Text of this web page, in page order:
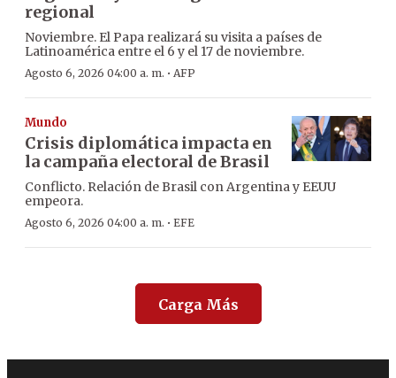
regional
Noviembre. El Papa realizará su visita a países de
Latinoamérica entre el 6 y el 17 de noviembre.
Agosto 6, 2026 04:00 a. m. · AFP
Mundo
Crisis diplomática impacta en
la campaña electoral de Brasil
Conflicto. Relación de Brasil con Argentina y EEUU
empeora.
Agosto 6, 2026 04:00 a. m. · EFE
Carga Más